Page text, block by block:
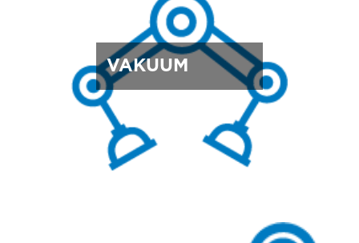
VAKUUM